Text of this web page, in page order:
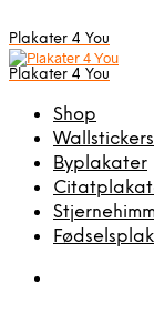
Plakater 4 You
Plakater 4 You
Shop
Wallstickers
Byplakater